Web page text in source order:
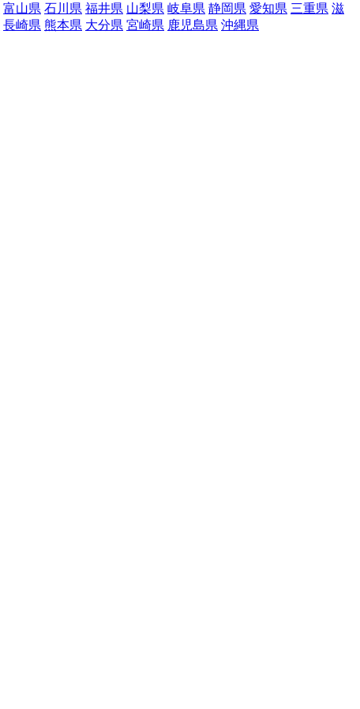
富山県 石川県 福井県 山梨県 岐阜県 静岡県 愛知県 三重県 滋
長崎県 熊本県 大分県 宮崎県 鹿児島県 沖縄県